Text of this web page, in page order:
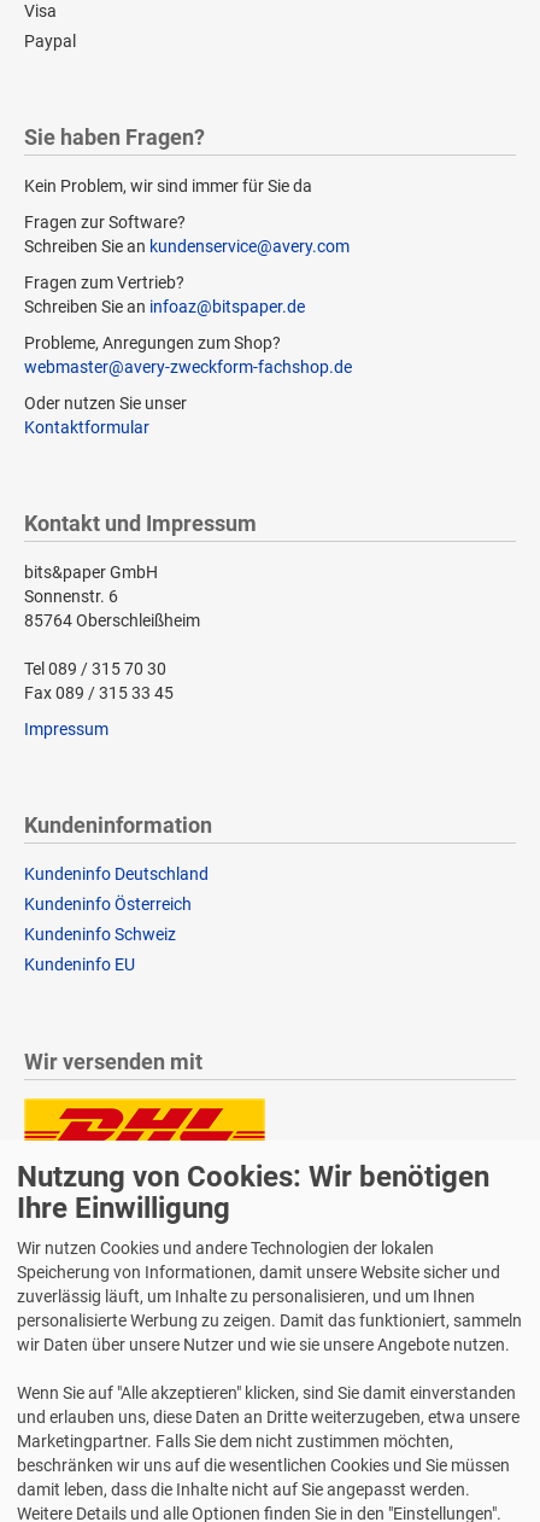
Visa
Paypal
Sie haben Fragen?
Kein Problem, wir sind immer für Sie da
Fragen zur Software?
Schreiben Sie an kundenservice@avery.com
Fragen zum Vertrieb?
Schreiben Sie an infoaz@bitspaper.de
Probleme, Anregungen zum Shop?
webmaster@avery-zweckform-fachshop.de
Oder nutzen Sie unser
Kontaktformular
Kontakt und Impressum
bits&paper GmbH
Sonnenstr. 6
85764 Oberschleißheim
Tel 089 / 315 70 30
Fax 089 / 315 33 45
Impressum
Kundeninformation
Kundeninfo Deutschland
Kundeninfo Österreich
Kundeninfo Schweiz
Kundeninfo EU
Wir versenden mit
Lieferung auch an Packstationen und Postfilialen
Samstagszustellung
Bequeme Zahlung über Paypal
2 Jahre Gewährleistung
Alle Texte, Grafiken, Bilder und das Layout sind urheberrechtlich
geschützt und dürfen nicht ohne ausdrückliche, schriftliche
Nutzung von Cookies: Wir benötigen
Ihre Einwilligung
Wir nutzen Cookies und andere Technologien der lokalen
Speicherung von Informationen, damit unsere Website sicher und
zuverlässig läuft, um Inhalte zu personalisieren, und um Ihnen
personalisierte Werbung zu zeigen. Damit das funktioniert, sammeln
wir Daten über unsere Nutzer und wie sie unsere Angebote nutzen.
Wenn Sie auf "Alle akzeptieren" klicken, sind Sie damit einverstanden
und erlauben uns, diese Daten an Dritte weiterzugeben, etwa unsere
Marketingpartner. Falls Sie dem nicht zustimmen möchten,
beschränken wir uns auf die wesentlichen Cookies und Sie müssen
damit leben, dass die Inhalte nicht auf Sie angepasst werden.
Weitere Details und alle Optionen finden Sie in den "Einstellungen".